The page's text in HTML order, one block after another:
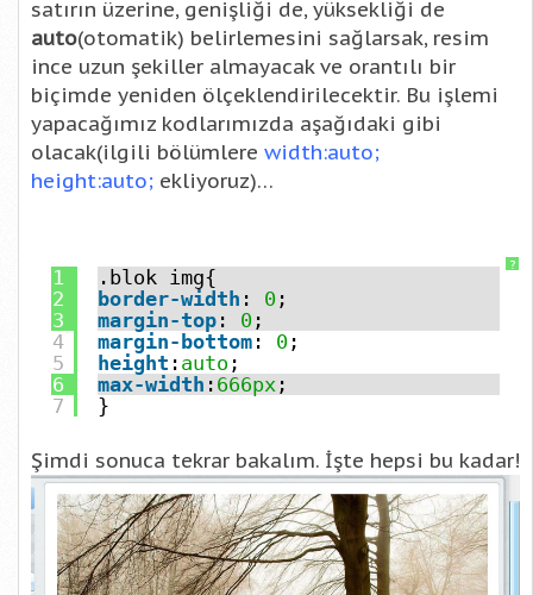
satırın üzerine, genişliği de, yüksekliği de
auto(otomatik) belirlemesini sağlarsak, resim
ince uzun şekiller almayacak ve orantılı bir
biçimde yeniden ölçeklendirilecektir. Bu işlemi
yapacağımız kodlarımızda aşağıdaki gibi
olacak(ilgili bölümlere width:auto;
height:auto; ekliyoruz)…
?
1
2
3
4
5
6
7
.blok img{
border-width : 0 ;
margin-top : 0 ;
margin-bottom : 0 ;
height : auto ;
max-width : 666px ;
}
Şimdi sonuca tekrar bakalım. İşte hepsi bu kadar!